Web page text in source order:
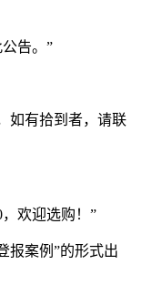
告。”
如有拾到者，请联
欢迎选购！”
报案例”的形式出